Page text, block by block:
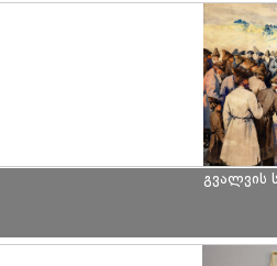
გვალვის